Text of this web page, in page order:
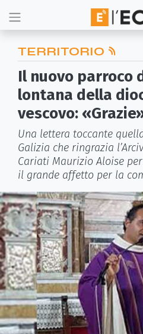
TERRITORIO
Il nuovo parroco
lontana della
vescovo:
Una lettera toccante
Galizia che ringrazia
Cariati Maurizio Aloise
il grande affetto per la